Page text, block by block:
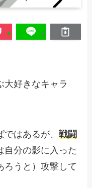
大好きなキャラ
ではあるが、戦闘
自分の影に入った
ろうと）攻撃して